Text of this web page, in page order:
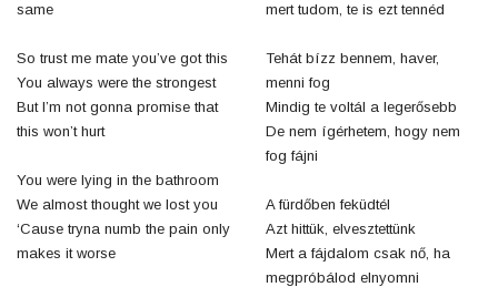
same
So trust me mate you’ve got this
You always were the strongest
But I’m not gonna promise that
this won’t hurt
You were lying in the bathroom
We almost thought we lost you
‘Cause tryna numb the pain only
makes it worse
mert tudom, te is ezt tennéd
Tehát bízz bennem, haver,
menni fog
Mindig te voltál a legerősebb
De nem ígérhetem, hogy nem
fog fájni
A fürdőben feküdtél
Azt hittük, elvesztettünk
Mert a fájdalom csak nő, ha
megpróbálod elnyomni